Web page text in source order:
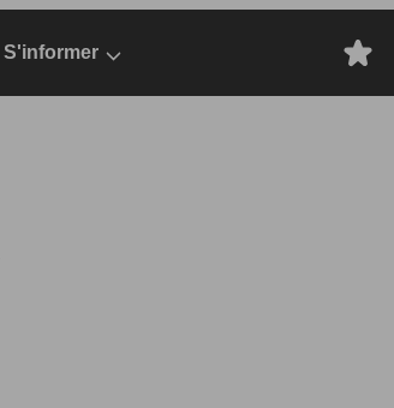
S'informer